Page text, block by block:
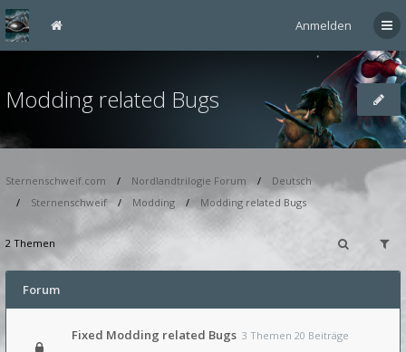
Anmelden
Modding related Bugs
Sternenschweif.com Nordlandtrilogie Forum
Deutsch
Sternenschweif
Modding Modding related Bugs
2 Themen
Forum
Fixed Modding related Bugs 3 Themen 20 Beiträge